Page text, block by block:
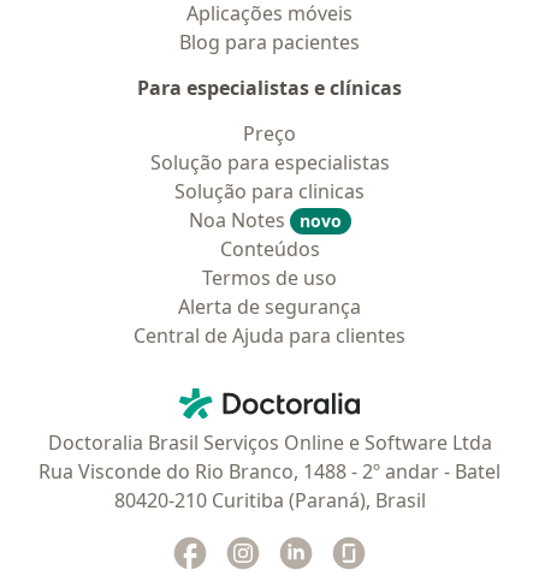
Aplicações móveis
Blog para pacientes
Para especialistas e clínicas
Preço
Solução para especialistas
Solução para clinicas
Noa Notes
novo
Conteúdos
Termos de uso
Alerta de segurança
Central de Ajuda para clientes
Doctoralia - Homepage
Doctoralia Brasil Serviços Online e Software Ltda
Rua Visconde do Rio Branco, 1488 - 2º andar - Batel
80420-210 Curitiba (Paraná), Brasil
Facebook
abre num novo separador
Instagram
abre num novo separador
Linkedin
abre num novo